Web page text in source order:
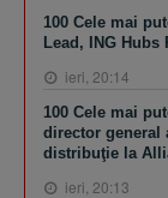
100 Cele mai
Lead, ING
ieri, 20:14
100 Cele mai
director general
distribuţie la
ieri, 20:13